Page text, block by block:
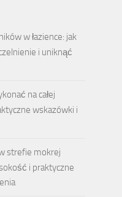
w łazience: jak
i uniknąć
na całej
wskazówki i
strefie mokrej
i praktyczne